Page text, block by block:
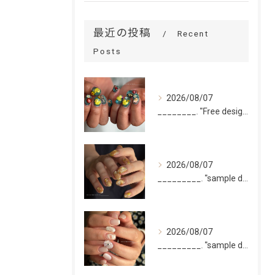
最近の投稿
Recent
Posts
2026/08/07
2026/08/07
2026/08/07